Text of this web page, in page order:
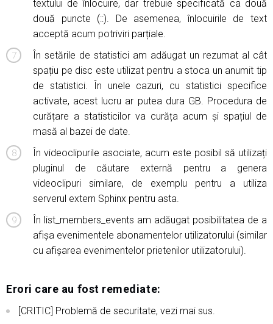
textului de înlocuire, dar trebuie specificată ca două
două puncte (::). De asemenea, înlocuirile de text
acceptă acum potriviri parțiale.
În setările de statistici am adăugat un rezumat al cât
spațiu pe disc este utilizat pentru a stoca un anumit tip
de statistici. În unele cazuri, cu statistici specifice
activate, acest lucru ar putea dura GB. Procedura de
curățare a statisticilor va curăța acum și spațiul de
masă al bazei de date.
În videoclipurile asociate, acum este posibil să utilizați
pluginul de căutare externă pentru a genera
videoclipuri similare, de exemplu pentru a utiliza
serverul extern Sphinx pentru asta.
În list_members_events am adăugat posibilitatea de a
afișa evenimentele abonamentelor utilizatorului (similar
cu afișarea evenimentelor prietenilor utilizatorului).
Erori care au fost remediate:
[CRITIC] Problemă de securitate, vezi mai sus.